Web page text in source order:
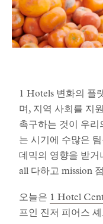
1 Hotels 변화의 플
며, 지역 사회를 지
촉구하는 것이 우리
는 시기에 수많은
데믹의 영향을 받거
all 다하고 mission
오늘은 1 Hotel
프인 진저 피어스